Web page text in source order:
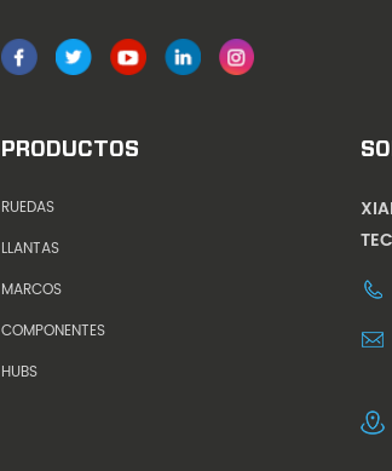
PRODUCTOS
RUEDAS
LLANTAS
MARCOS
COMPONENTES
HUBS